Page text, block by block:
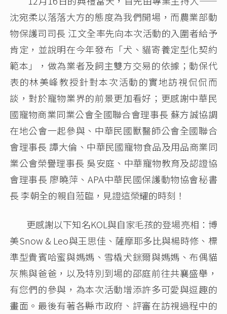
沈宛柔以落落大方的態度為我們開場，而農業部動
物保護司司長 江文全率先向本次活動的入圍者給予
肯定，並說明在今年發布「犬、貓寄養定型化契約
範本」，做為業者及飼主雙方交易的依據；動保代
表的林美峰教授針對本次活動的實地訪視侃侃而
談，對於寵物業界的前景更加看好；更感謝中華民
國寵物商業同業公會全國聯合會理事長 蘇方誠協調
在地公會一起參與、中華民國獸醫師公會全國聯合
會理事長 譚大倫、中華民國寵物食品及用品商業同
業公會榮譽理事長 吳安庭、中華寵物教育及認證協
會理事長 廖曉萍、APA中華民國保護動物協會秘書
長 李朝全的親自蒞臨，見證這榮耀的時刻！
更感謝以下知名KOL與自家毛孩的登場亮相：博
美Snow & Leo與王思佳、薩摩耶多比與楊時修、標
準型貴賓哈蜜與媽媽、雪橇犬銤爾與媽媽、布偶貓
灰熊與爸爸，以及特別到場的邵庭前往共襄盛舉，
有您們的參與，為本次活動增添許多可愛與逗趣的
畫面。最後有著各縣市政府、評審在訪視過程中的